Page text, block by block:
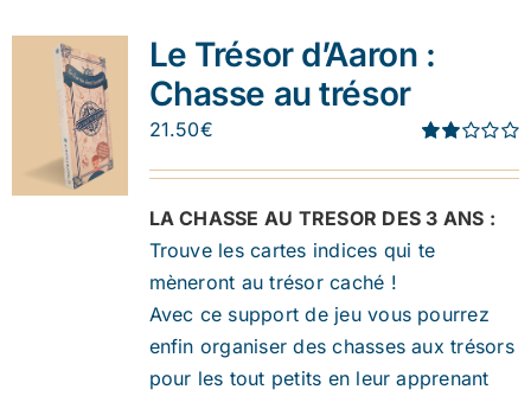
Le Trésor d’Aaron :
Chasse au trésor
1.91
21.50€
LA CHASSE AU TRESOR DES 3 ANS :
Trouve les cartes indices qui te
mèneront au trésor caché !
Avec ce support de jeu vous pourrez
enfin organiser des chasses aux trésors
pour les tout petits en leur apprenant